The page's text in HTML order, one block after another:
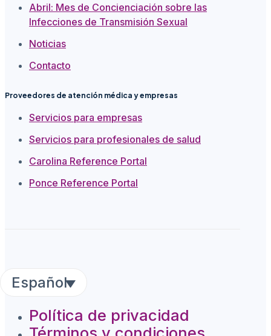
Abril: Mes de Concienciación sobre las
Infecciones de Transmisión Sexual
Noticias
Contacto
Proveedores de atención médica y empresas
Servicios para empresas
Servicios para profesionales de salud
Carolina Reference Portal
Ponce Reference Portal
Español
Política de privacidad